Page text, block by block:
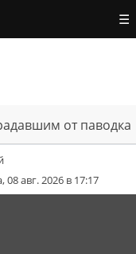
☰
от паводка
авг. 2026 в 17:17